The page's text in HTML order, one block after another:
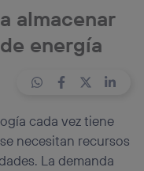
almacenar
energía
cada vez tiene
necesitan recursos
La demanda